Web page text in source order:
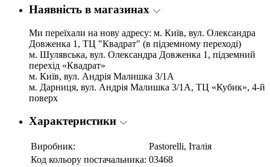
Наявність в магазинах
Ми переїхали на нову адресу: м. Київ, вул. Олександра
Довженка 1, ТЦ "Квадрат" (в підземному переході)
м. Шулявська, вул. Олександра Довженка 1, підземний
перехід «Квадрат»
м. Київ, вул. Андрія Малишка 3/1А
м. Дарниця, вул. Андрія Малишка 3/1А, ТЦ «Кубик», 4-й
поверх
Характеристики
Виробник:
Pastorelli, Італія
Код кольору постачальника: 03468